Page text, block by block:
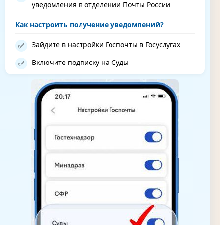
уведомления в отделении Почты России
Как настроить получение уведомлений?
✅ Зайдите в настройки Госпочты в Госуслугах
✅ Включите подписку на Суды